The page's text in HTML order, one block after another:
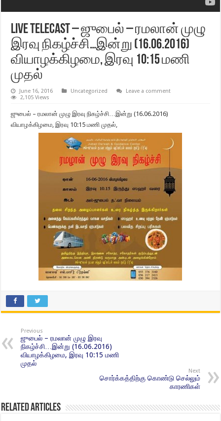
Live Telecast – ஜுபைல் – ரமலான் முழு
இரவு நிகழ்ச்சி…இன்று (16.06.2016)
வியாழக்கிழமை, இரவு 10:15 மணி
முதல்
June 16, 2016 Uncategorized
Leave a comment
2,105 Views
ஜுபைல் – ரமலான் முழு இரவு நிகழ்ச்சி…இன்று (16.06.2016)
வியாழக்கிழமை, இரவு 10:15 மணி முதல்,
Previous
ஜுபைல் – ரமலான் முழு இரவு
நிகழ்ச்சி…இன்று (16.06.2016)
வியாழக்கிழமை, இரவு 10:15 மணி
முதல்
Next
சொர்க்கத்திற்கு கொண்டு செல்லும்
காரணிகள்
Related Articles